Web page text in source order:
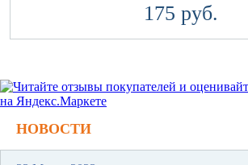
175 руб.
НОВОСТИ